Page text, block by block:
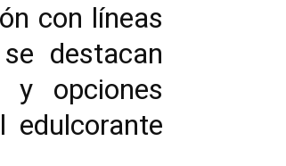
con líneas
destacan
y opciones